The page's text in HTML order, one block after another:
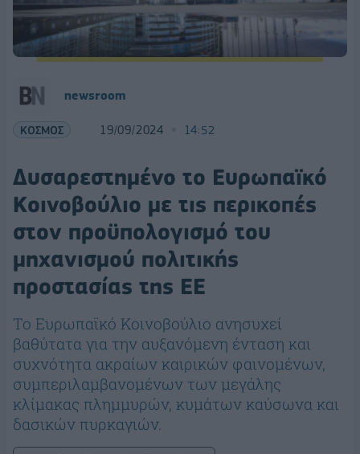
newsroom
ΚΟΣΜΟΣ 19/09/2024 14:52
Δυσαρεστημένο το Ευρωπαϊκό
Κοινοβούλιο με τις περικοπές
στον προϋπολογισμό του
μηχανισμού πολιτικής
προστασίας της ΕΕ
Το Ευρωπαϊκό Κοινοβούλιο ανησυχεί
βαθύτατα για την αυξανόμενη ένταση και
συχνότητα ακραίων καιρικών φαινομένων,
συμπεριλαμβανομένων των μεγάλης
κλίμακας πλημμυρών, κυμάτων καύσωνα και
δασικών πυρκαγιών.